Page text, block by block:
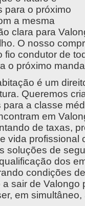
para o próximo
a mesma
clara para
O nosso
fio condutor de
o próximo
é um
Queremos
a classe
em
de taxas,
vida
soluções de
dos
condições
sair de
em